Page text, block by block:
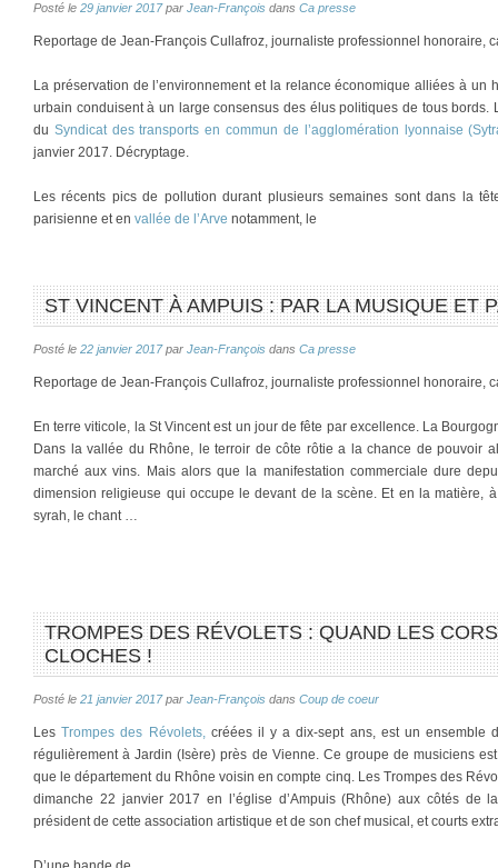
Posté le 29 janvier 2017 par Jean-François dans Ca presse
Reportage de Jean-François Cullafroz, journaliste professionnel honoraire,
La préservation de l’environnement et la relance économique alliées à
urbain conduisent à un large consensus des élus politiques de tous
du Syndicat des transports en commun de l’agglomération lyonnaise
janvier 2017. Décryptage.
Les récents pics de pollution durant plusieurs semaines sont dans la
parisienne et en vallée de l’Arve notamment, le
ST VINCENT À AMPUIS : PAR LA MUSIQUE ET
Posté le 22 janvier 2017 par Jean-François dans Ca presse
Reportage de Jean-François Cullafroz, journaliste professionnel honoraire,
En terre viticole, la St Vincent est un jour de fête par excellence. La
Dans la vallée du Rhône, le terroir de côte rôtie a la chance de pouvoir
marché aux vins. Mais alors que la manifestation commerciale dure
dimension religieuse qui occupe le devant de la scène. Et en la matière,
syrah, le chant …
TROMPES DES RÉVOLETS : QUAND LES
CLOCHES !
Posté le 21 janvier 2017 par Jean-François dans Coup de coeur
LesTrompes des Révolets, créées il y a dix-sept ans, est un ensemble
régulièrement à Jardin (Isère) près de Vienne. Ce groupe de musiciens
que le département du Rhône voisin en compte cinq. Les Trompes des
dimanche 22 janvier 2017 en l’église d’Ampuis (Rhône) aux côtés de
président de cette association artistique et de son chef musical, et courts